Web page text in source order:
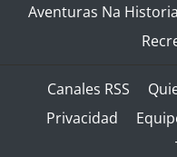
Aventuras Na Historia
Canales RSS
Privacidad